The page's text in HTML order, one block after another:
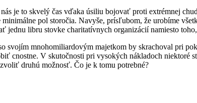
je to skvelý čas vďaka úsiliu bojovať proti extrémnej
pol storočia. Navyše, prísľubom, že urobíme
libru stovke charitatívnych organizácií namiesto
svojím mnohomiliardovým majetkom by skrachoval pri
cnostne. V skutočnosti pri vysokých nákladoch niektoré
druhú možnosť. Čo je k tomu potrebné?